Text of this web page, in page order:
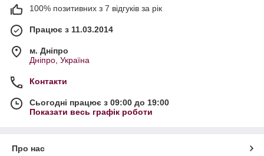
100% позитивних з 7 відгуків за рік
Працює з 11.03.2014
м. Дніпро
Дніпро, Україна
Контакти
Сьогодні працює з 09:00 до 19:00
Показати весь графік роботи
Про нас